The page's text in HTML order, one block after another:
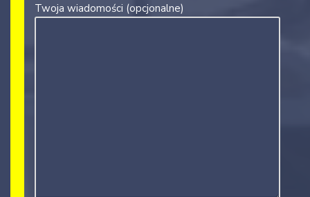
Twoja wiadomości (opcjonalne)